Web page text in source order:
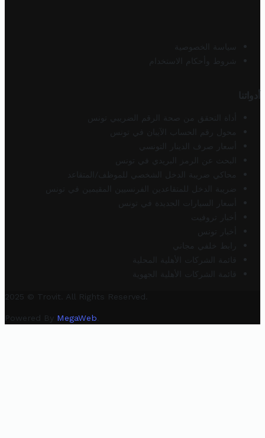
سياسة الخصوصية
شروط وأحكام الاستخدام
أدواتنا
أداة التحقق من صحة الرقم الضريبي تونس
محول رقم الحساب الآيبان في تونس
أسعار صرف الدينار التونسي
البحث عن الرمز البريدي في تونس
محاكي ضريبة الدخل الشخصي للموظف/المتقاعد
ضريبة الدخل للمتقاعدين الفرنسيين المقيمين في تونس
أسعار السيارات الجديدة في تونس
أخبار تروفيت
أخبار تونس
رابط خلفي مجاني
قائمة الشركات الأهلية المحلية
قائمة الشركات الأهلية الجهوية
2025 © Trovit. All Rights Reserved.
Powered By MegaWeb